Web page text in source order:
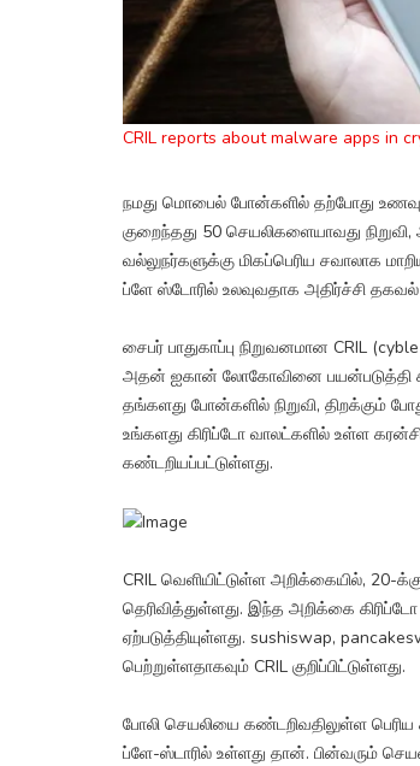
CRIL reports about malware apps in
நமது மொபைல் போன்களில் தற்போது உணவு
குறைந்தது 50 செயலிகளையாவது
வல்லுநர்களுக்கு மிகப்பெரிய சவாலாக
ப்ளே ஸ்டோரில் உலவுவதாக அதிர்ச்சி தகவல்
சைபர் பாதுகாப்பு நிறுவனமான CRIL
அதன் ஐகான் லோகோவினை பயன்படுத்தி
தங்களது போன்களில் நிறுவி, திறக்கும்
உங்களது கிரிப்டோ வாலட்களில் உள்ள
கண்டறியப்பட்டுள்ளது.
CRIL வெளியிட்டுள்ள அறிக்கையில், 20-
தெரிவித்துள்ளது. இந்த அறிக்கை
ஏற்படுத்தியுள்ளது. sushiswap,
பெற்றுள்ளதாகவும் CRIL குறிப்பிட்டுள்ளது.
போலி செயலியை கண்டறிவதிலுள்ள
ப்ளே-ஸ்டாரில் உள்ளது தான். பின்வரும்